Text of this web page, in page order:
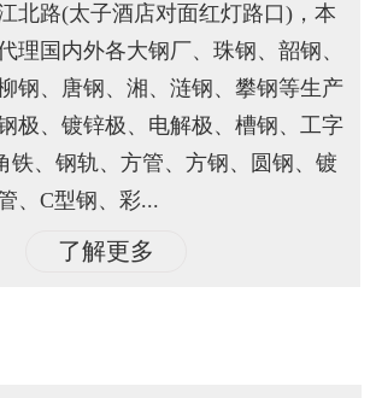
北路(太子酒店对面红灯路口)，本
理国内外各大钢厂、珠钢、韶钢、
钢、唐钢、湘、涟钢、攀钢等生产
极、镀锌极、电解极、槽钢、工字
铁、钢轨、方管、方钢、圆钢、镀
、C型钢、彩...
了解更多